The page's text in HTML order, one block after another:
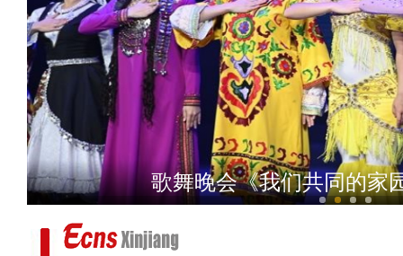
阿克苏市上半年经济运行稳
歌舞晚会《我们共同的家